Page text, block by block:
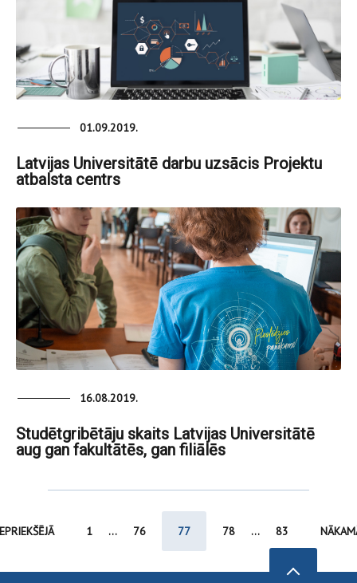
01.09.2019.
Latvijas Universitātē darbu uzsācis Projektu
atbalsta centrs
16.08.2019.
Studētgribētāju skaits Latvijas Universitātē
aug gan fakultātēs, gan filiālēs
1 ... 76 77 78 ... 83